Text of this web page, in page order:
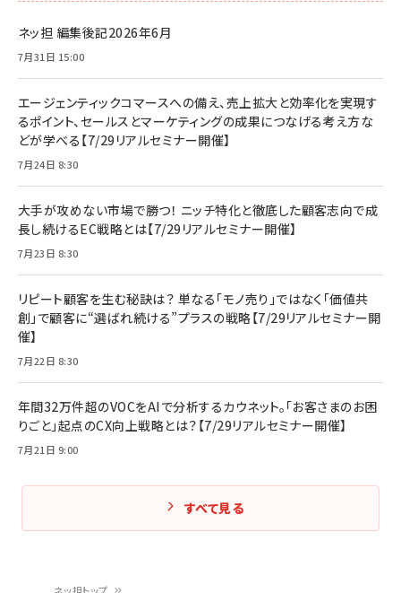
ネッ担 編集後記2026年6月
7月31日 15:00
エージェンティックコマースへの備え、売上拡大と効率化を実現す
るポイント、セールスとマーケティングの成果につなげる考え方な
どが学べる【7/29リアルセミナー開催】
7月24日 8:30
大手が攻めない市場で勝つ！ ニッチ特化と徹底した顧客志向で成
長し続けるEC戦略とは【7/29リアルセミナー開催】
7月23日 8:30
リピート顧客を生む秘訣は？ 単なる「モノ売り」ではなく「価値共
創」で顧客に“選ばれ続ける”プラスの戦略【7/29リアルセミナー開
催】
7月22日 8:30
年間32万件超のVOCをAIで分析するカウネット。「お客さまのお困
りごと」起点のCX向上戦略とは？【7/29リアルセミナー開催】
7月21日 9:00
すべて見る